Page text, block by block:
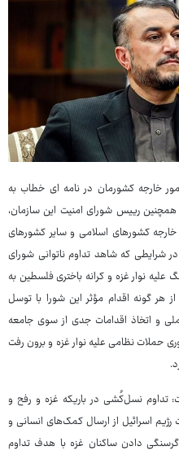
خارجه کشورمان در نامه ای خطاب به
رییس شورای امنیت این سازمان،
خارجه کشورهای اسلامی و سایر کشورهای
شرایطی که شاهد تداوم ناتوانی شورای
نوار غزه و کرانه باختری فلسطین به
هر گونه اقدام مؤثر این شورا با توسل
و اتخاذ اقدامات جدی از سوی جامعه
حملات نظامی علیه نوار غزه و برون رفت
تداوم نسل‌کُشی در باریکه غزه و رفح و
رژیم اسرائیل از ارسال کمک‌های انسانی و
گرسنگی دادن ساکنان غزه با هدف تداوم